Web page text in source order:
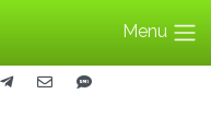
Menu